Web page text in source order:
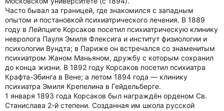
Часто бывал за границей, где знакомился с западным
опытом и постановкой психиатрического лечения. В 1889
году в Лейпциге Корсаков посетил психиатрическую клинику
невролога Пауля Эмиля Флексига и институт физиологии и
психологии Вундта; в Париже он встречался со знаменитым
психиатром Жаном Маньяном, дружбу с которым сохранил
до конца жизни. В 1892 году Корсаков посетил психиатра
Крафта-Эбинга в Вене; а летом 1894 года — клинику
психиатра Эмиля Крепелина в Гейдельберге.
1 января 1893 года Корсаков был награждён орденом Св.
Станислава 2-й степени. Созданная им школа русской